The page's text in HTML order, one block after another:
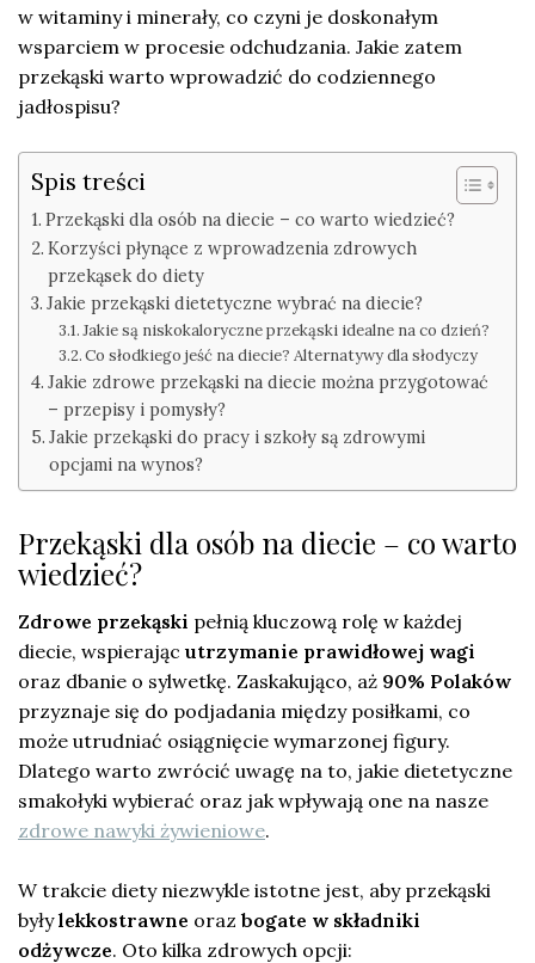
w witaminy i minerały, co czyni je doskonałym
wsparciem w procesie odchudzania. Jakie zatem
przekąski warto wprowadzić do codziennego
jadłospisu?
Spis treści
Przekąski dla osób na diecie – co warto wiedzieć?
Korzyści płynące z wprowadzenia zdrowych
przekąsek do diety
Jakie przekąski dietetyczne wybrać na diecie?
Jakie są niskokaloryczne przekąski idealne na co dzień?
Co słodkiego jeść na diecie? Alternatywy dla słodyczy
Jakie zdrowe przekąski na diecie można przygotować
– przepisy i pomysły?
Jakie przekąski do pracy i szkoły są zdrowymi
opcjami na wynos?
Przekąski dla osób na diecie – co warto
wiedzieć?
Zdrowe przekąski pełnią kluczową rolę w każdej
diecie, wspierając utrzymanie prawidłowej wagi
oraz dbanie o sylwetkę. Zaskakująco, aż 90% Polaków
przyznaje się do podjadania między posiłkami, co
może utrudniać osiągnięcie wymarzonej figury.
Dlatego warto zwrócić uwagę na to, jakie dietetyczne
smakołyki wybierać oraz jak wpływają one na nasze
zdrowe nawyki żywieniowe.
W trakcie diety niezwykle istotne jest, aby przekąski
byłylekkostrawne oraz bogate w składniki
odżywcze. Oto kilka zdrowych opcji: